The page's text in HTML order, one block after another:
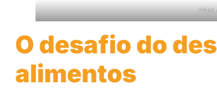
Foto:
O desafio do
alimentos